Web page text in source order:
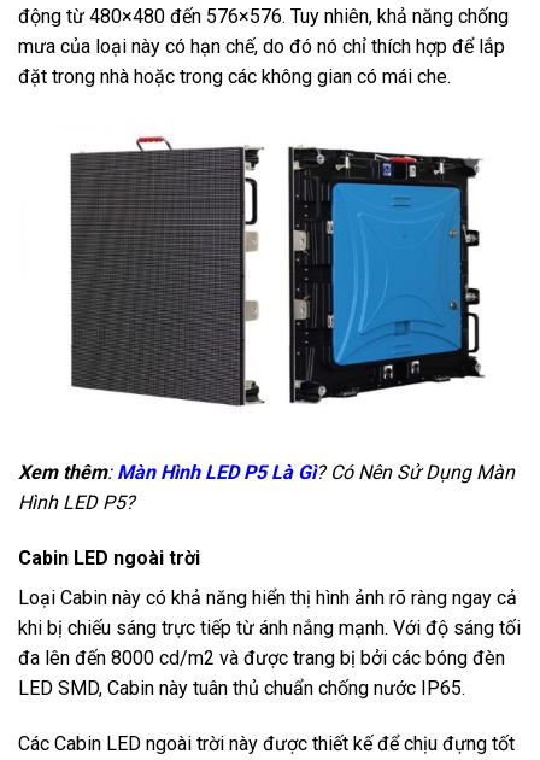
động từ 480×480 đến 576×576. Tuy nhiên, khả năng chống
mưa của loại này có hạn chế, do đó nó chỉ thích hợp để lắp
đặt trong nhà hoặc trong các không gian có mái che.
Xem thêm: Màn Hình LED P5 Là Gì? Có Nên Sử Dụng Màn
Hình LED P5?
Cabin LED ngoài trời
Loại Cabin này có khả năng hiển thị hình ảnh rõ ràng ngay cả
khi bị chiếu sáng trực tiếp từ ánh nắng mạnh. Với độ sáng tối
đa lên đến 8000 cd/m2 và được trang bị bởi các bóng đèn
LED SMD, Cabin này tuân thủ chuẩn chống nước IP65.
Các Cabin LED ngoài trời này được thiết kế để chịu đựng tốt